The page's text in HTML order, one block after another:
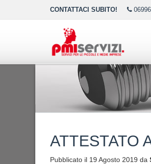
CONTATTACI SUBITO!
ATTESTATO
Pubblicato il 19 Agosto 2019 da